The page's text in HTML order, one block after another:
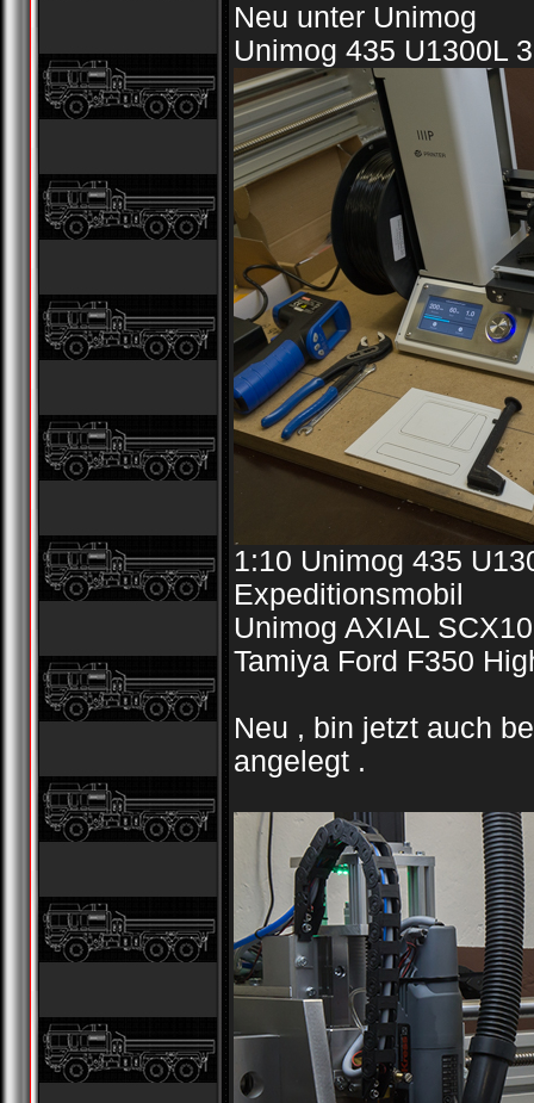
Neu unter Unimog
Unimog 435 U1300L
1:10 Unimog 435
Expeditionsmobil
Unimog AXIAL SCX10
Tamiya Ford F350
Neu , bin jetzt auch
angelegt .